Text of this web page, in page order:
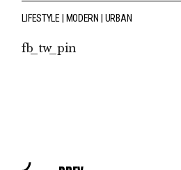
LIFESTYLE MODERN URBAN
fb tw pin